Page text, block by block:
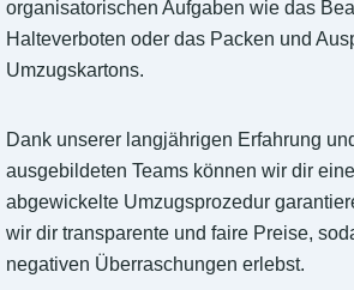
organisatorischen Aufgaben wie das
Halteverboten oder das Packen und
Umzugskartons.
Dank unserer langjährigen Erfahrung
ausgebildeten Teams können wir dir
abgewickelte Umzugsprozedur
wir dir transparente und faire Preise,
negativen Überraschungen erlebst.